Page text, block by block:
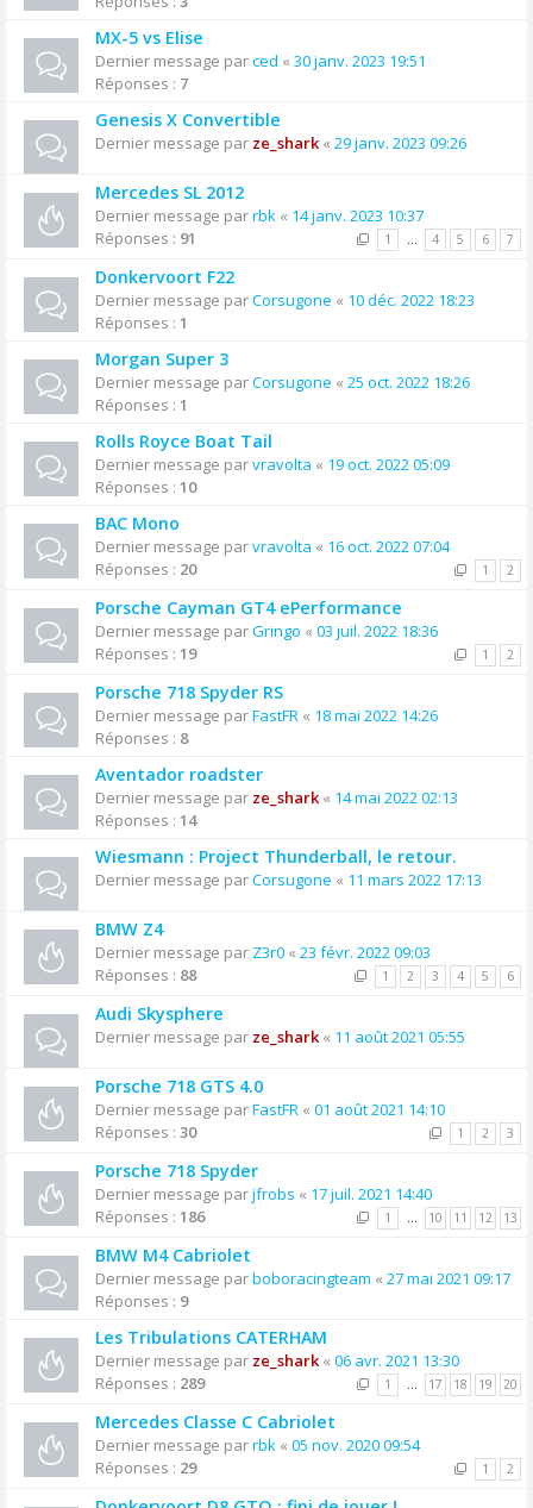
MX-5 vs Elise
Dernier message parced « 30 janv. 2023 19:51
Réponses : 7
Genesis X Convertible
Dernier message par ze_shark« 29 janv. 2023 09:26
Mercedes SL 2012
Dernier message parrbk « 14 janv. 2023 10:37
Réponses : 91 1 … 4 5 6 7
Donkervoort F22
Dernier message parCorsugone « 10 déc. 2022 18:23
Réponses : 1
Morgan Super 3
Dernier message parCorsugone « 25 oct. 2022 18:26
Réponses : 1
Rolls Royce Boat Tail
Dernier message parvravolta « 19 oct. 2022 05:09
Réponses : 10
BAC Mono
Dernier message parvravolta « 16 oct. 2022 07:04
Réponses : 20 1 2
Porsche Cayman GT4 ePerformance
Dernier message parGringo « 03 juil. 2022 18:36
Réponses : 19 1 2
Porsche 718 Spyder RS
Dernier message parFastFR « 18 mai 2022 14:26
Réponses : 8
Aventador roadster
Dernier message par ze_shark« 14 mai 2022 02:13
Réponses : 14
Wiesmann : Project Thunderball, le retour.
Dernier message parCorsugone « 11 mars 2022 17:13
BMW Z4
Dernier message par Z3r0 « 23 févr. 2022 09:03
Réponses : 88 1 2 3 4 5 6
Audi Skysphere
Dernier message par ze_shark« 11 août 2021 05:55
Porsche 718 GTS 4.0
Dernier message parFastFR « 01 août 2021 14:10
Réponses : 30 1 2 3
Porsche 718 Spyder
Dernier message parjfrobs « 17 juil. 2021 14:40
Réponses : 186 1 … 10 11 12 13
BMW M4 Cabriolet
Dernier message parboboracingteam « 27 mai 2021 09:17
Réponses : 9
Les Tribulations CATERHAM
Dernier message par ze_shark« 06 avr. 2021 13:30
Réponses : 289 1 … 17 18 19 20
Mercedes Classe C Cabriolet
Dernier message parrbk « 05 nov. 2020 09:54
Réponses : 29 1 2